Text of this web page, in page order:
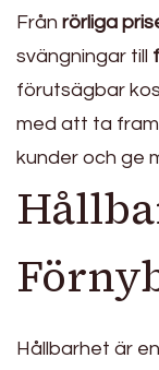
Från rörliga
svängningar till
förutsägbar
med att ta
kunder och ge
Hållbarhet är